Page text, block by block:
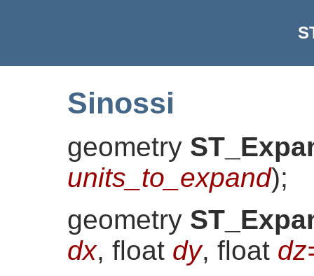
Sinossi
geometry
units_to_expand);
geometry
dx, float dy, float